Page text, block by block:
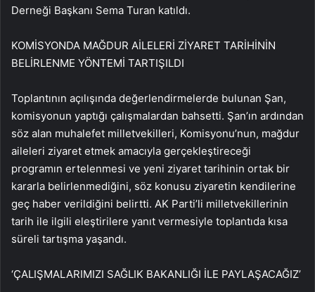
Derneği Başkanı Sema Turan katıldı.
KOMİSYONDA MAĞDUR AİLELERİ ZİYARET TARİHİNİN
BELİRLENME YÖNTEMİ TARTIŞILDI
Toplantının açılışında değerlendirmelerde bulunan Şan,
komisyonun yaptığı çalışmalardan bahsetti. Şan’ın ardından
söz alan muhalefet milletvekilleri, Komisyonu’nun, mağdur
aileleri ziyaret etmek amacıyla gerçekleştireceği
programın ertelenmesi ve yeni ziyaret tarihinin ortak bir
kararla belirlenmediğini, söz konusu ziyaretin kendilerine
geç haber verildiğini belirtti. AK Parti’li milletvekillerinin
tarih ile ilgili eleştirilere yanıt vermesiyle toplantıda kısa
süreli tartışma yaşandı.
‘ÇALIŞMALARIMIZI SAĞLIK BAKANLIĞI İLE PAYLAŞACAĞIZ’